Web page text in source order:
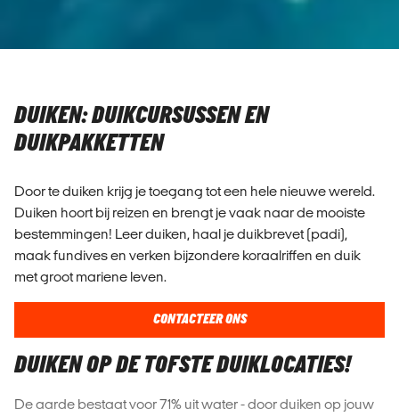
DUIKEN: DUIKCURSUSSEN EN
DUIKPAKKETTEN
Door te duiken krijg je toegang tot een hele nieuwe wereld.
Duiken hoort bij reizen en brengt je vaak naar de mooiste
bestemmingen! Leer duiken, haal je duikbrevet (padi),
maak fundives en verken bijzondere koraalriffen en duik
met groot mariene leven.
CONTACTEER ONS
DUIKEN OP DE TOFSTE DUIKLOCATIES!
De aarde bestaat voor 71% uit water - door duiken op jouw